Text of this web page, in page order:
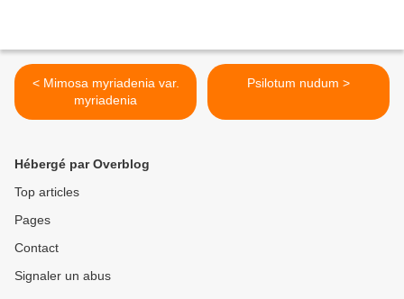
< Mimosa myriadenia var.
myriadenia
Psilotum nudum >
Hébergé par Overblog
Top articles
Pages
Contact
Signaler un abus